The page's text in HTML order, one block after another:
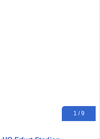
1 / 9